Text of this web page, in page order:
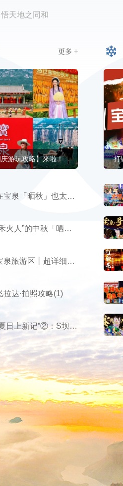
天地之同和
更多 +
游玩攻略】来啦！
秋天在宝泉「晒秋」也太出片了吧‼️
宝泉“禾火人”的中秋「晒秋赏月」攻略来啦！
河南宝泉旅游区丨超详细攻略！
拉达·拍照攻略(1)
宝泉“夏日上新记”②：S坝‼玩点新潮的‼